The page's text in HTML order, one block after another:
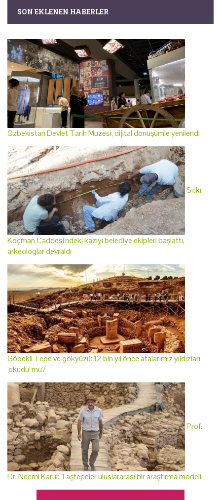
SON EKLENEN HABERLER
Özbekistan Devlet Tarih Müzesi, dijital dönüşümle yenilendi
Sıtkı
Koçman Caddesi'ndeki kazıyı belediye ekipleri başlattı,
arkeologlar devraldı
Göbekli Tepe ve gökyüzü: 12 bin yıl önce atalarımız yıldızları
'okudu' mu?
Prof.
Dr. Necmi Karul: Taştepeler uluslararası bir araştırma modeli